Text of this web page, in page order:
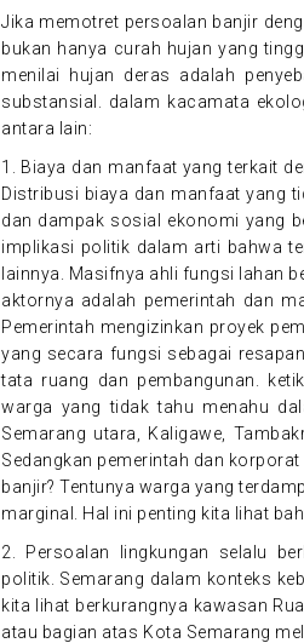
Jika memotret persoalan banjir
bukan hanya curah hujan yang
menilai hujan deras adalah
substansial. dalam kacamata
antara lain:
1. Biaya dan manfaat yang terkait
Distribusi biaya dan manfaat yang
dan dampak sosial ekonomi yang
implikasi politik dalam arti bahwa
lainnya. Masifnya ahli fungsi lahan
aktornya adalah pemerintah dan
Pemerintah mengizinkan proyek
yang secara fungsi sebagai
tata ruang dan pembangunan.
warga yang tidak tahu menahu
Semarang utara, Kaligawe,
Sedangkan pemerintah dan
banjir? Tentunya warga yang
marginal. Hal ini penting kita lihat
2. Persoalan lingkungan selalu
politik. Semarang dalam konteks
kita lihat berkurangnya kawasan
atau bagian atas Kota Semarang